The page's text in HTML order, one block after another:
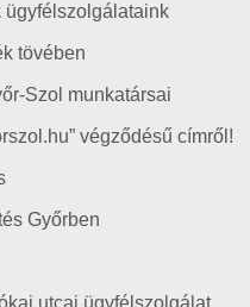
ügyfélszolgálataink
tövében
Szol munkatársai
végződésű címről!
Győrben